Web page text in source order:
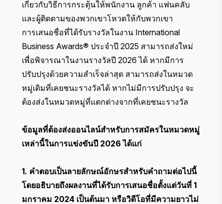
เกี่ยวกับวิธีการกระตุ้นให้พนักงาน ลูกค้า แฟนคลับ
และผู้ติดตามของพวกเขาโหวตให้กับพวกเขา
การเสนอชื่อที่ได้รับรางวัลในงาน International
Business Awards® ประจำปี 2025 สามารถส่งใหม่
เพื่อพิจารณาในงานรางวัลปี 2026 ได้ หากมีการ
ปรับปรุงด้วยความสำเร็จล่าสุด สามารถส่งในหมวด
หมู่เดิมที่เคยชนะรางวัลได้ หากไม่มีการปรับปรุง จะ
ต้องส่งในหมวดหมู่ที่แตกต่างจากที่เคยชนะรางวัล
ข้อมูลที่ต้องส่งออนไลน์สำหรับการสมัครในหมวดหมู่
เหล่านี้ในการแข่งขันปี 2026 ได้แก่
1. คำตอบเป็นลายลักษณ์อักษรสำหรับคำถามต่อไปนี้
โดยอธิบายถึงผลงานที่ได้รับการเสนอชื่อตั้งแต่วันที่ 1
มกราคม 2024 เป็นต้นมา หรือวิดีโอที่มีความยาวไม่